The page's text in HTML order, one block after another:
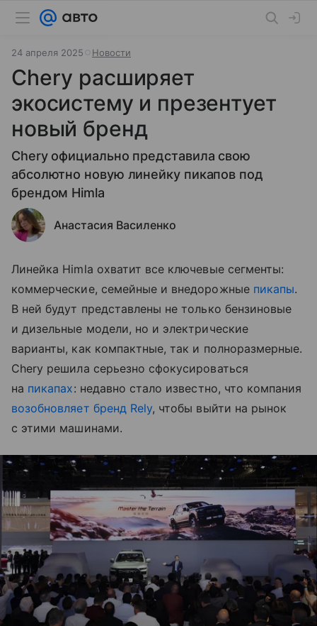
24 апреля 2025 Новости
Chery расширяет
экосистему и презентует
новый бренд
Chery официально представила свою
абсолютно новую линейку пикапов под
брендом Himla
Анастасия Василенко
Линейка Himla охватит все ключевые сегменты:
коммерческие, семейные и внедорожные пикапы.
В ней будут представлены не только бензиновые
и дизельные модели, но и электрические
варианты, как компактные, так и полноразмерные.
Chery решила серьезно сфокусироваться
на пикапах: недавно стало известно, что компания
возобновляет бренд Rely, чтобы выйти на рынок
с этими машинами.